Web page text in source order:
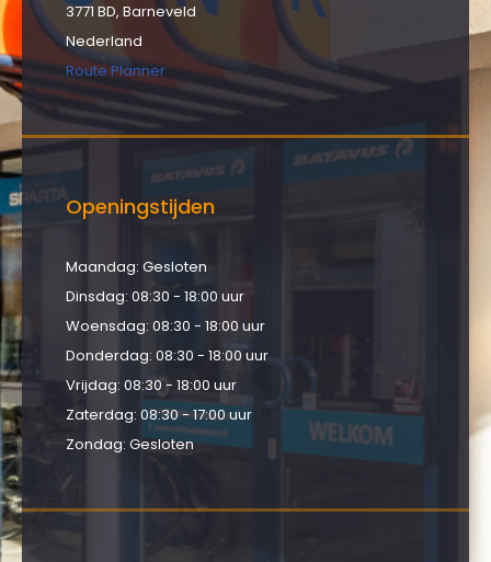
3771 BD, Barneveld
Nederland
Route Planner
Openingstijden
Maandag: Gesloten
Dinsdag: 08:30 - 18:00 uur
Woensdag: 08:30 - 18:00 uur
Donderdag: 08:30 - 18:00 uur
Vrijdag: 08:30 - 18:00 uur
Zaterdag: 08:30 - 17:00 uur
Zondag: Gesloten